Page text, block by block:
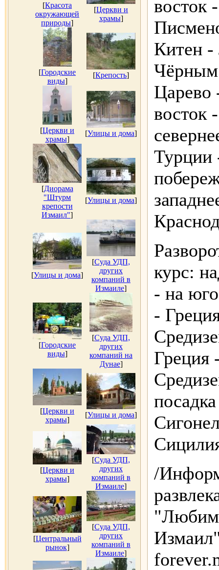
[Красота
окружающей
природы]
[Церкви и
храмы]
[Городские
виды]
[Крепость]
[Церкви и
храмы]
[Улицы и дома]
[Диорама
"Штурм
крепости
Измаил"]
[Улицы и дома]
[Улицы и дома]
[Суда УДП,
других
компаний в
Измаиле]
[Городские
виды]
[Суда УДП,
других
компаний на
Дунае]
[Церкви и
храмы]
[Улицы и дома]
[Церкви и
храмы]
[Суда УДП,
других
компаний в
Измаиле]
[Центральный
рынок]
[Суда УДП,
других
компаний в
Измаиле]
восток
Китен -
Чёрным
Царево
восток
Турции
курс:
- на
-
Греция
/